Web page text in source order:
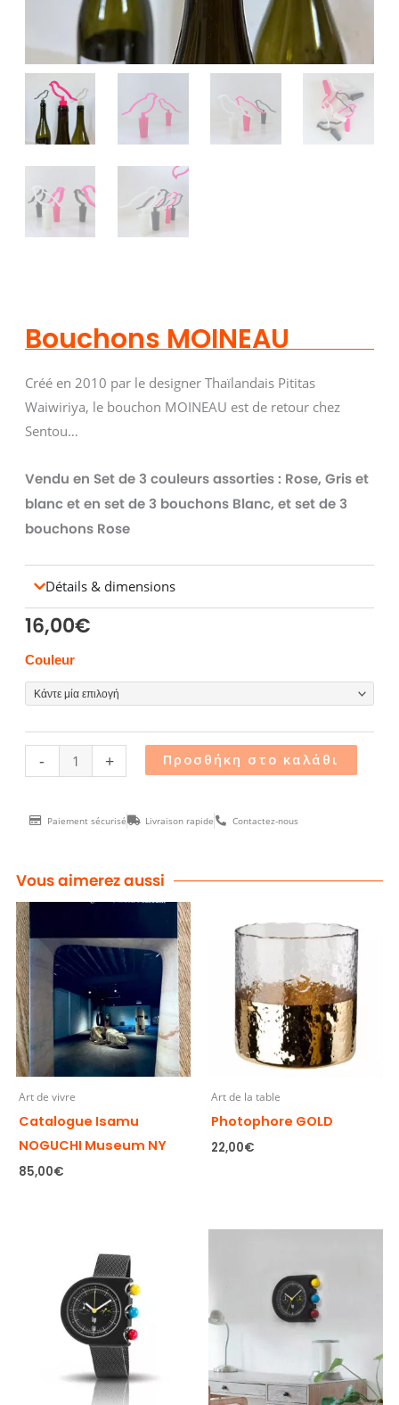
Bouchons MOINEAU
Créé en 2010 par le designer Thaïlandais Pititas
Waiwiriya, le bouchon MOINEAU est de retour chez
Sentou…
Vendu en Set de 3 couleurs assorties : Rose, Gris et
blanc et en set de 3 bouchons Blanc, et set de 3
bouchons Rose
Détails & dimensions
16,00€
Couleur
-
Bouchons
MOINEAU
ποσότητα
+ Προσθήκη στο καλάθι
Paiement sécurisé Livraison rapide Contactez-nous
Vous aimerez aussi
Art de vivre
Catalogue Isamu
NOGUCHI Museum NY
85,00€
Art de la table
Photophore GOLD
22,00€